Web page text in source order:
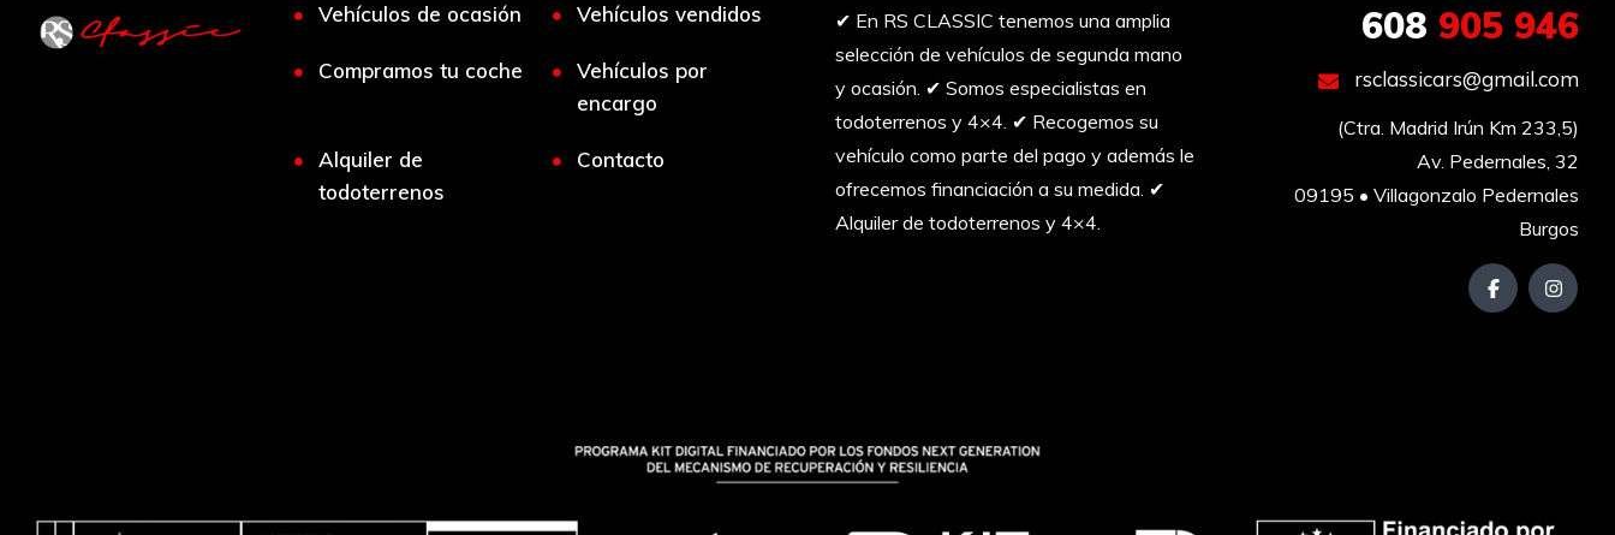
Vehículos de ocasión Vehículos vendidos
Compramos tu coche
Vehículos por
encargo
Alquiler de
todoterrenos
Contacto
✔︎ En RS CLASSIC tenemos una amplia
selección de vehículos de segunda mano
y ocasión. ✔︎ Somos especialistas en
todoterrenos y 4×4. ✔︎ Recogemos su
vehículo como parte del pago y además le
ofrecemos financiación a su medida. ✔︎
Alquiler de todoterrenos y 4×4.
608 905 946
rsclassicars@gmail.com
(Ctra. Madrid Irún Km 233,5)
Av. Pedernales, 32
09195 • Villagonzalo Pedernales
Burgos